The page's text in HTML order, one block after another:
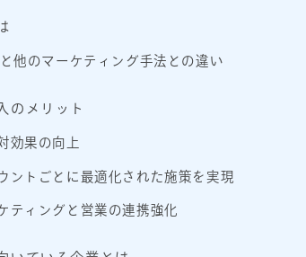
他のマーケティング手法との違い
のメリット
効果の向上
ントごとに最適化された施策を実現
ティングと営業の連携強化